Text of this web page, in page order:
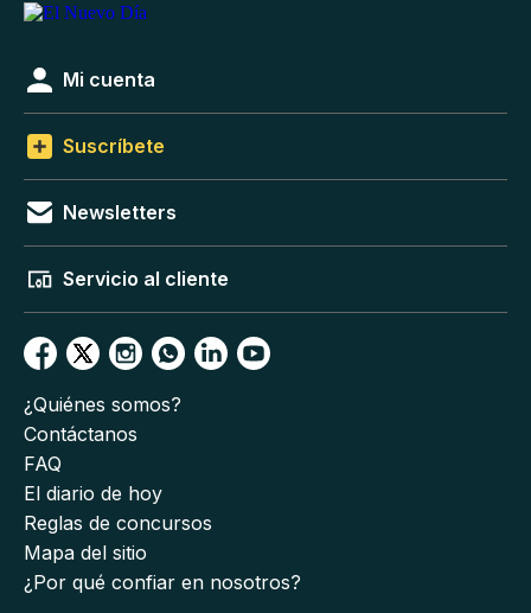
Mi cuenta
Suscríbete
Newsletters
Servicio al cliente
¿Quiénes somos?
Contáctanos
FAQ
El diario de hoy
Reglas de concursos
Mapa del sitio
¿Por qué confiar en nosotros?